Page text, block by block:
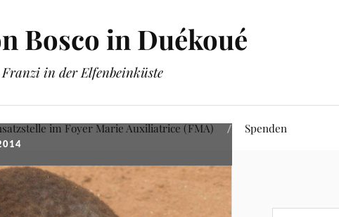
Bosco in Duékoué
Franzi in der Elfenbeinküste
im Foyer Marie Auxiliatrice (FMA) Spenden